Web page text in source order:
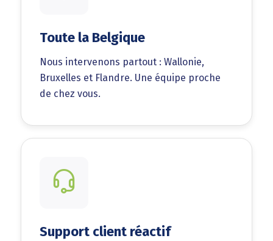
Toute la Belgique
Nous intervenons partout : Wallonie,
Bruxelles et Flandre. Une équipe proche
de chez vous.
Support client réactif